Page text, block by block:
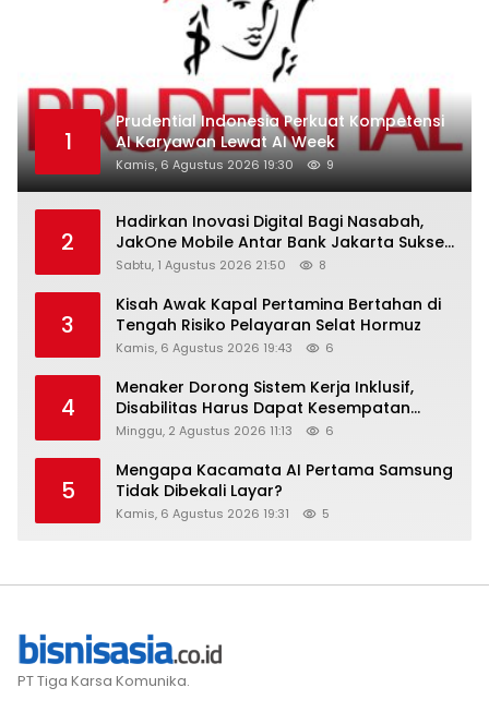
1
Prudential Indonesia Perkuat Kompetensi
AI Karyawan Lewat AI Week
Kamis, 6 Agustus 2026 19:30 9
2
Hadirkan Inovasi Digital Bagi Nasabah,
JakOne Mobile Antar Bank Jakarta Sukses
Raih Digital Excellence Awards 2026
Sabtu, 1 Agustus 2026 21:50 8
3
Kisah Awak Kapal Pertamina Bertahan di
Tengah Risiko Pelayaran Selat Hormuz
Kamis, 6 Agustus 2026 19:43 6
4
Menaker Dorong Sistem Kerja Inklusif,
Disabilitas Harus Dapat Kesempatan
Setara
Minggu, 2 Agustus 2026 11:13 6
5
Mengapa Kacamata AI Pertama Samsung
Tidak Dibekali Layar?
Kamis, 6 Agustus 2026 19:31 5
PT Tiga Karsa Komunika.